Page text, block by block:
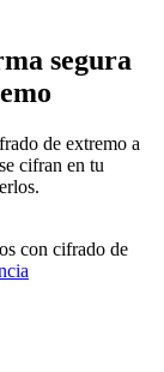
segura
de extremo a
cifran en tu
con cifrado de